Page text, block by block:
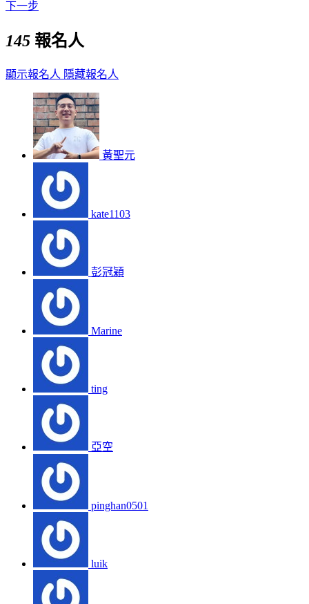
下一步
145 報名人
顯示報名人 隱藏報名人
黃聖元
kate1103
彭冠穎
Marine
ting
亞空
pinghan0501
luik